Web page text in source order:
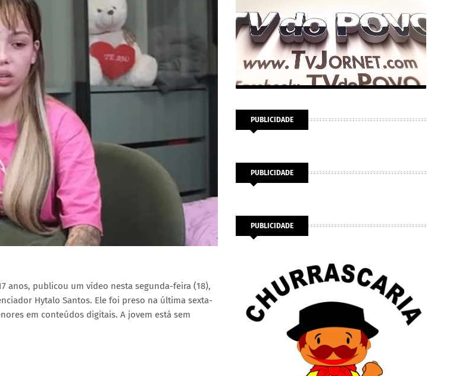
anos, publicou um vídeo nesta segunda-feira (18),
Hytalo Santos. Ele foi preso na última sexta-
em conteúdos digitais. A jovem está sem
PUBLICIDADE
PUBLICIDADE
PUBLICIDADE